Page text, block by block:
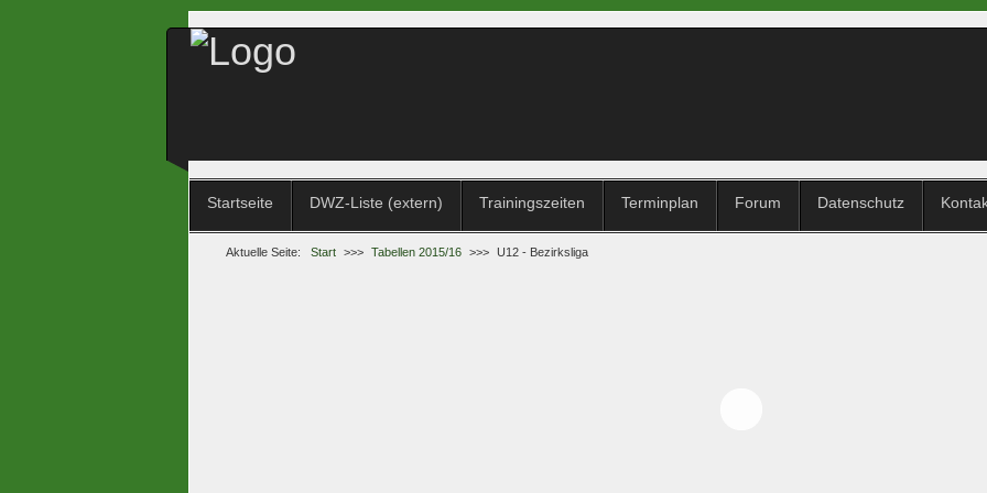
Startseite DWZ-Liste (extern) Trainingszeiten Terminplan Forum Datenschutz
Aktuelle Seite: Start >>> Tabellen 2015/16 >>> U12 - Bezirksliga